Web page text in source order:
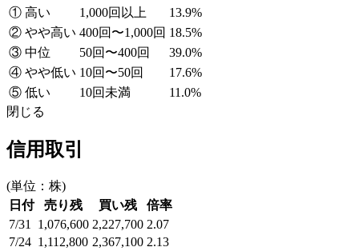
① 高い
1,000回以上
13.9%
② やや高い 400回〜1,000回 18.5%
③ 中位
50回〜400回
39.0%
④ やや低い 10回〜50回
17.6%
⑤ 低い
10回未満
11.0%
閉じる
信用取引
(単位：株)
日付
売り残 買い残
倍率
7/31
1,076,600 2,227,700 2.07
7/24 1,112,800 2,367,100 2.13